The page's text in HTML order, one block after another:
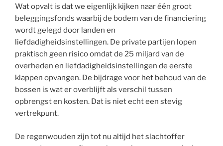
Wat opvalt is dat we eigenlijk kijken naar één groot
beleggingsfonds waarbij de bodem van de financiering
wordt gelegd door landen en
liefdadigheidsinstellingen. De private partijen lopen
praktisch geen risico omdat de 25 miljard van de
overheden en liefdadigheidsinstellingen de eerste
klappen opvangen. De bijdrage voor het behoud van de
bossen is wat er overblijft als verschil tussen
opbrengst en kosten. Dat is niet echt een stevig
vertrekpunt.
De regenwouden zijn tot nu altijd het slachtoffer